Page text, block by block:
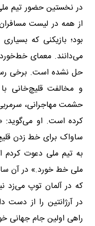
در نخستین حضور تیم
از همه در لیست
بود؛ بازیکنی که
می‌دانند. معمای
حل نشده است. برخی
و مخالفت قلیچ‌خانی با
حشمت مهاجرانی،
کرده است. او می‌گوید:
ساواک برای خط زدن
به تیم ملی دعوت کردم
ملی خط خورد.» در آن
که در آلمان توپ
در آرژانتین را از دست
راهی اولین جام جهانی